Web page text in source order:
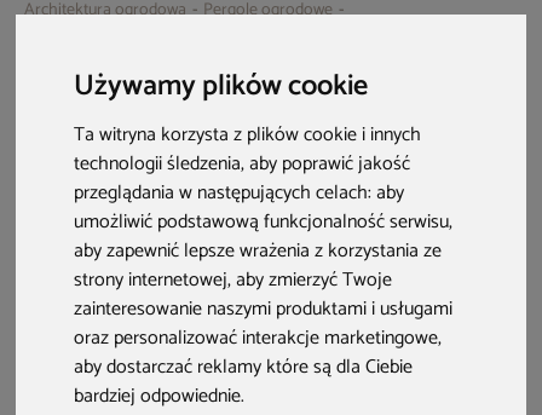
Używamy plików cookie
Ta witryna korzysta z plików cookie i innych
technologii śledzenia, aby poprawić jakość
przeglądania w następujących celach:aby
umożliwić podstawową funkcjonalność serwisu,
aby zapewnić lepsze wrażenia z korzystania ze
strony internetowej,aby zmierzyć Twoje
zainteresowanie naszymi produktami i usługami
oraz personalizować interakcje marketingowe,
aby dostarczać reklamy które są dla Ciebie
bardziej odpowiednie.
Architektura ogrodowa
Pergole ogrodowe